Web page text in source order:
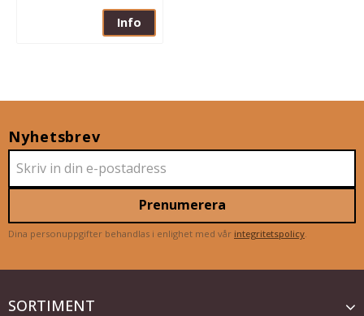
Info
Nyhetsbrev
Prenumerera
Dina personuppgifter behandlas i enlighet med vår integritetspolicy
SORTIMENT